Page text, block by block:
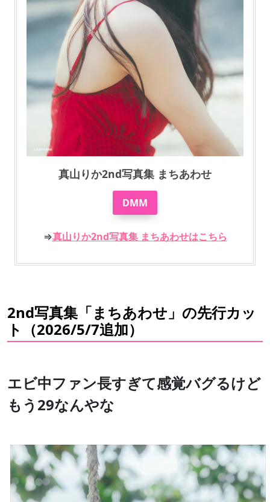
真山りか2nd写真集 まちあわせ
DMM
⇒真山りか2nd写真集 まちあわせはこちら
2nd写真集「まちあわせ」の先行カッ
ト（2026/5/7追加）
エビ中ファン長すぎて感覚バグるけど
もう29なんやな